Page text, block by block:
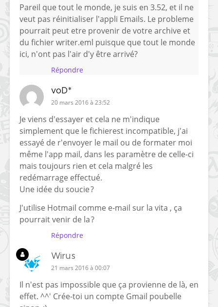
Pareil que tout le monde, je suis en 3.52, et il ne
veut pas réinitialiser l'appli Emails. Le probleme
pourrait peut etre provenir de votre archive et
du fichier writer.eml puisque que tout le monde
ici, n'ont pas l'air d'y être arrivé?
Répondre
voD*
20 mars 2016 à 23:52
Je viens d'essayer et cela ne m'indique
simplement que le fichierest incompatible, j'ai
essayé de r'envoyer le mail ou de formater moi
même l'app mail, dans les paramètre de celle-ci
mais toujours rien et cela malgré les
redémarrage effectué.
Une idée du soucie ?
J'utilise Hotmail comme e-mail sur la vita , ça
pourrait venir de la ?
Répondre
Wirus
21 mars 2016 à 00:07
Il n'est pas impossible que ça provienne de là, en
effet. ^^' Crée-toi un compte Gmail poubelle